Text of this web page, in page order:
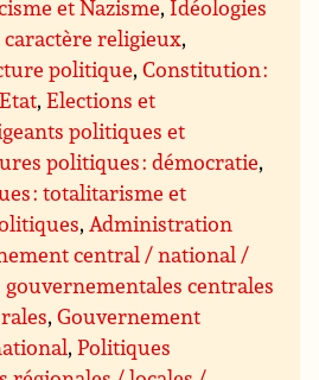
et Nazisme, Idéologies
religieux,
politique,Constitution :
,Elections et
politiques et
politiques : démocratie,
: totalitarisme et
,Administration
central / national /
centrales
,Gouvernement
,Politiques